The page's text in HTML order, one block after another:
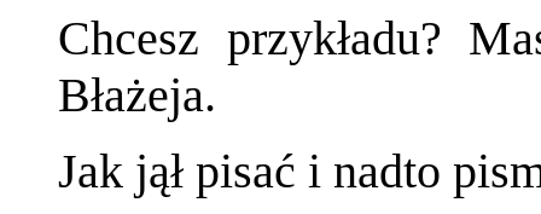
Chcesz przykładu?
Błażeja.
Jak jął pisać i nadto